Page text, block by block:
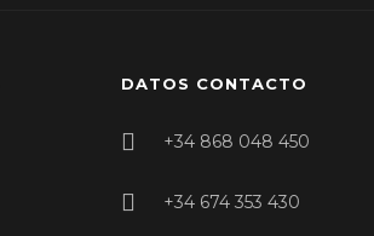
DATOS CONTACTO
+34 868 048 450
+34 674 353 430